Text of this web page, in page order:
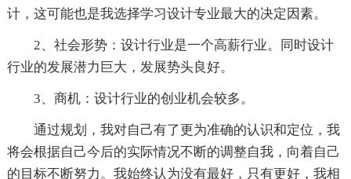
计，这可能也是我选择学习设计专业最大的决定因素。
2、社会形势：设计行业是一个高薪行业。同时设计
行业的发展潜力巨大，发展势头良好。
3、商机：设计行业的创业机会较多。
通过规划，我对自己有了更为准确的认识和定位，我
将会根据自己今后的实际情况不断的调整自我，向着自己
的目标不断努力。我始终认为没有最好，只有更好，我相